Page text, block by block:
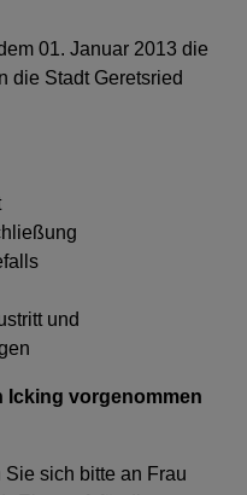
01. Januar 2013 die
die Stadt Geretsried
und
Icking vorgenommen
sich bitte an Frau